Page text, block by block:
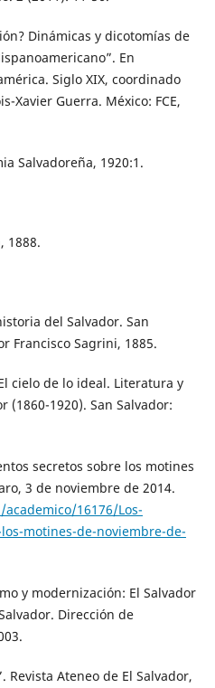
Dinámicas y dicotomías de
En
Siglo XIX, coordinado
Xavier Guerra. México: FCE,
Salvadoreña, 1920:1.
1888.
del Salvador. San
Francisco Sagrini, 1885.
cielo de lo ideal. Literatura y
(1860-1920). San Salvador:
secretos sobre los motines
3 de noviembre de 2014.
16176/Los-
motines-de-noviembre-de-
y modernización: El Salvador
Dirección de
Revista Ateneo de El Salvador,